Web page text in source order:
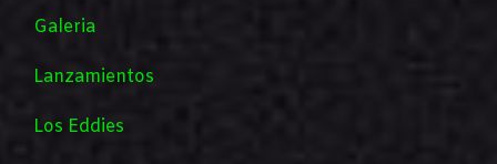
Galeria
Lanzamientos
Los Eddies